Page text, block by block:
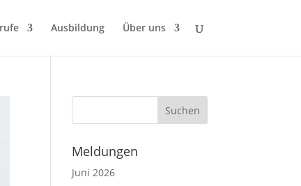
Ausbildung Über uns
Meldungen
Juni 2026